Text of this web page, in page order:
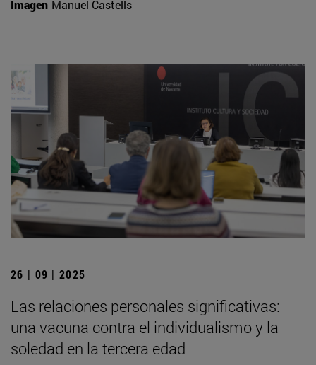
Imagen Manuel Castells
26 | 09 | 2025
Las relaciones personales significativas:
una vacuna contra el individualismo y la
soledad en la tercera edad